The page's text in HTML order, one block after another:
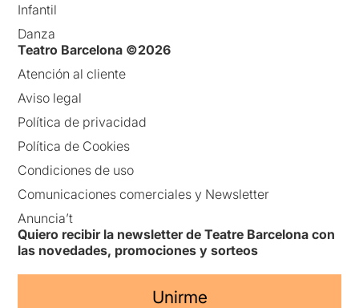
Infantil
Danza
Teatro Barcelona ©2026
Atención al cliente
Aviso legal
Política de privacidad
Política de Cookies
Condiciones de uso
Comunicaciones comerciales y Newsletter
Anuncia’t
Quiero recibir la newsletter de Teatre Barcelona con
las novedades, promociones y sorteos
Unirme